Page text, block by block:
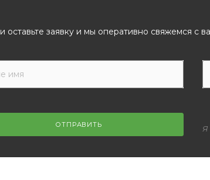
оставьте заявку и мы оперативно свяжемся с
ОТПРАВИТЬ Я